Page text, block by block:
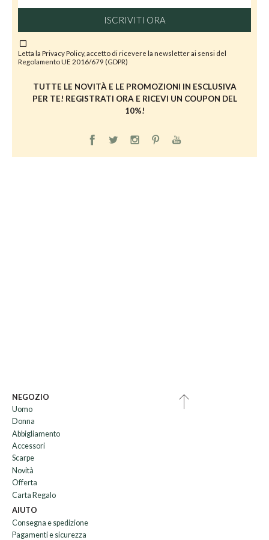
ISCRIVITI ORA
Letta la Privacy Policy, accetto di ricevere la newsletter ai sensi del
Regolamento UE 2016/679 (GDPR)
TUTTE LE NOVITÀ E LE PROMOZIONI IN ESCLUSIVA
PER TE! REGISTRATI ORA E RICEVI UN COUPON DEL
10%!
NEGOZIO
Uomo
Donna
Abbigliamento
Accessori
Scarpe
Novità
Offerta
Carta Regalo
AIUTO
Consegna e spedizione
Pagamenti e sicurezza